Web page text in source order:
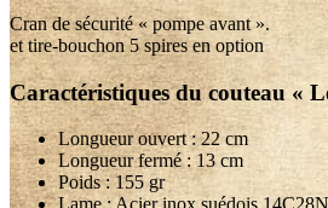
Cran de sécurité « pompe avant ».
et tire-bouchon 5 spires en option
Caractéristiques du couteau «
Longueur ouvert : 22 cm
Longueur fermé : 13 cm
Poids : 155 gr